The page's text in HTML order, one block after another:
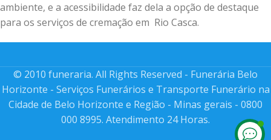
ambiente, e a acessibilidade faz dela a opção de destaque
para os serviços de cremação em Rio Casca.
© 2010 funeraria. All Rights Reserved - Funerária Belo
Horizonte - Serviços Funerários e Transporte Funerário na
Cidade de Belo Horizonte e Região - Minas gerais - 0800
000 8995. Atendimento 24 Horas.